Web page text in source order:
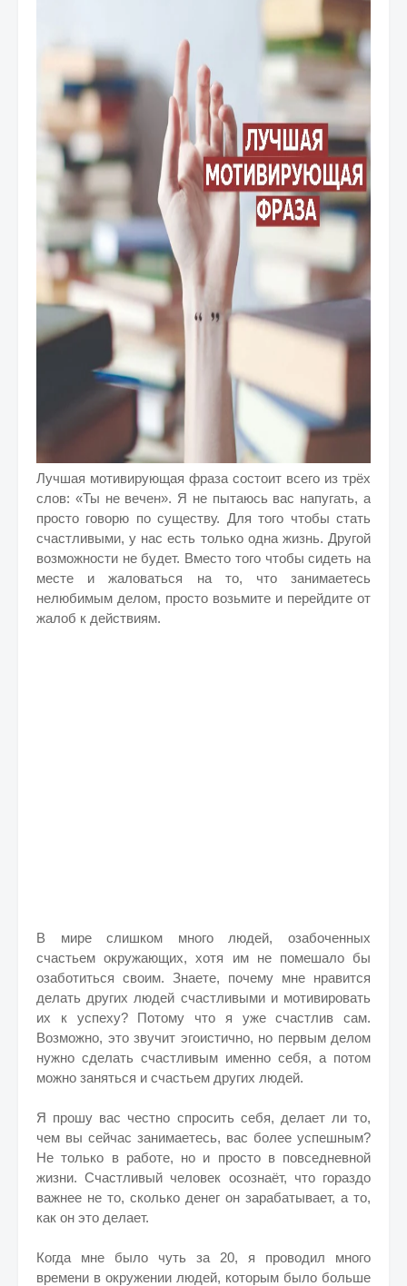
Лучшая мотивирующая фраза состоит всего из трёх
слов: «Ты не вечен». Я не пытаюсь вас напугать, а
просто говорю по существу. Для того чтобы стать
счастливыми, у нас есть только одна жизнь. Другой
возможности не будет. Вместо того чтобы сидеть на
месте и жаловаться на то, что занимаетесь
нелюбимым делом, просто возьмите и перейдите от
жалоб к действиям.
В мире слишком много людей, озабоченных
счастьем окружающих, хотя им не помешало бы
озаботиться своим. Знаете, почему мне нравится
делать других людей счастливыми и мотивировать
их к успеху? Потому что я уже счастлив сам.
Возможно, это звучит эгоистично, но первым делом
нужно сделать счастливым именно себя, а потом
можно заняться и счастьем других людей.
Я прошу вас честно спросить себя, делает ли то,
чем вы сейчас занимаетесь, вас более успешным?
Не только в работе, но и просто в повседневной
жизни. Счастливый человек осознаёт, что гораздо
важнее не то, сколько денег он зарабатывает, а то,
как он это делает.
Когда мне было чуть за 20, я проводил много
времени в окружении людей, которым было больше